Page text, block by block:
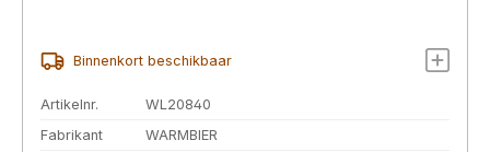
Binnenkort beschikbaar
Artikelnr.
WL20840
Fabrikant
WARMBIER